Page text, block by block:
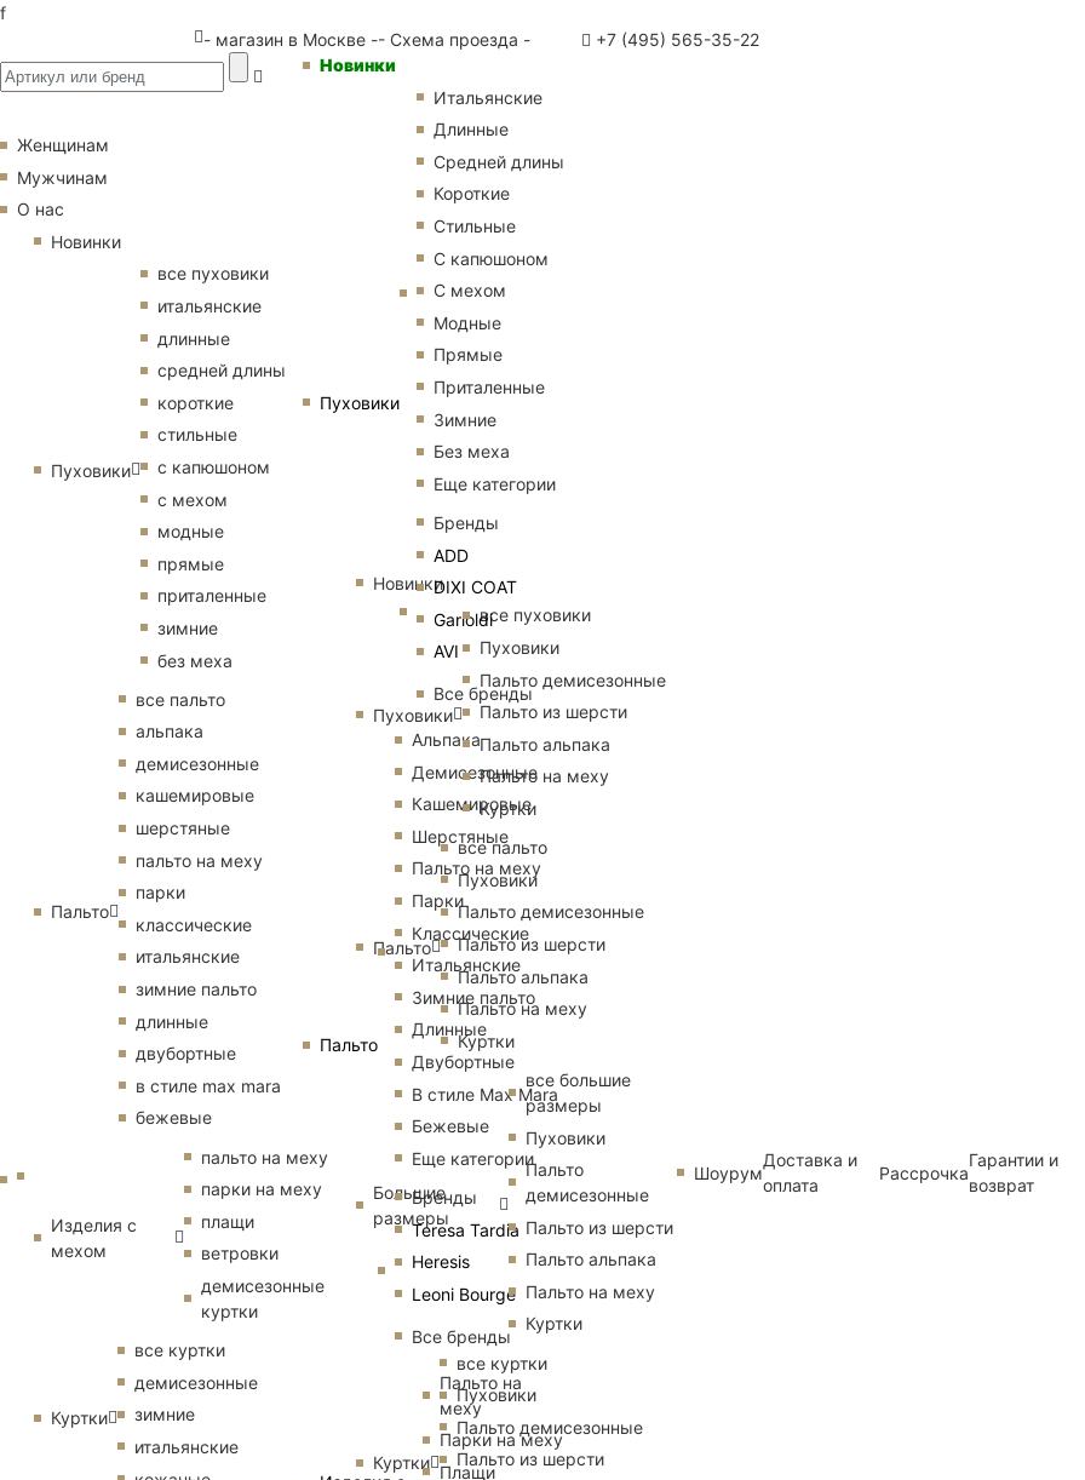
f
- магазин в Москве -- Схема проезда - +7 (495) 565-35-22
Новинки
Пуховики
Итальянские
Длинные
Средней длины
Короткие
Стильные
С капюшоном
С мехом
Модные
Прямые
Приталенные
Зимние
Без меха
Еще категории
Бренды
ADD
DIXI COAT
Garioldi
AVI
Все бренды
Пальто
Альпака
Демисезонные
Кашемировые
Шерстяные
Пальто на меху
Парки
Классические
Итальянские
Зимние пальто
Длинные
Двубортные
В стиле Max Mara
Бежевые
Еще категории
Бренды
Teresa Tardia
Heresis
Leoni Bourge
Все бренды
Пальто на
меху
Парки на меху
Плащи
Женщинам
Мужчинам
О нас
Новинки
Пуховики
все пуховики
итальянские
длинные
средней длины
короткие
стильные
с капюшоном
с мехом
модные
прямые
приталенные
зимние
без меха
Пальто
все пальто
альпака
демисезонные
кашемировые
шерстяные
пальто на меху
парки
классические
итальянские
зимние пальто
длинные
двубортные
в стиле max mara
бежевые
Изделия с
мехом
пальто на меху
парки на меху
плащи
ветровки
демисезонные
куртки
Куртки
все куртки
демисезонные
зимние
итальянские
Новинки
Пуховики
все пуховики
Пуховики
Пальто демисезонные
Пальто из шерсти
Пальто альпака
Пальто на меху
Куртки
Пальто
все пальто
Пуховики
Пальто демисезонные
Пальто из шерсти
Пальто альпака
Пальто на меху
Куртки
Большие
размеры
все большие
размеры
Пуховики
Пальто
демисезонные
Пальто из шерсти
Пальто альпака
Пальто на меху
Куртки
Куртки
все куртки
Пуховики
Пальто демисезонные
Пальто из шерсти
Шоурум
Доставка и
оплата
Рассрочка
Гарантии и
возврат